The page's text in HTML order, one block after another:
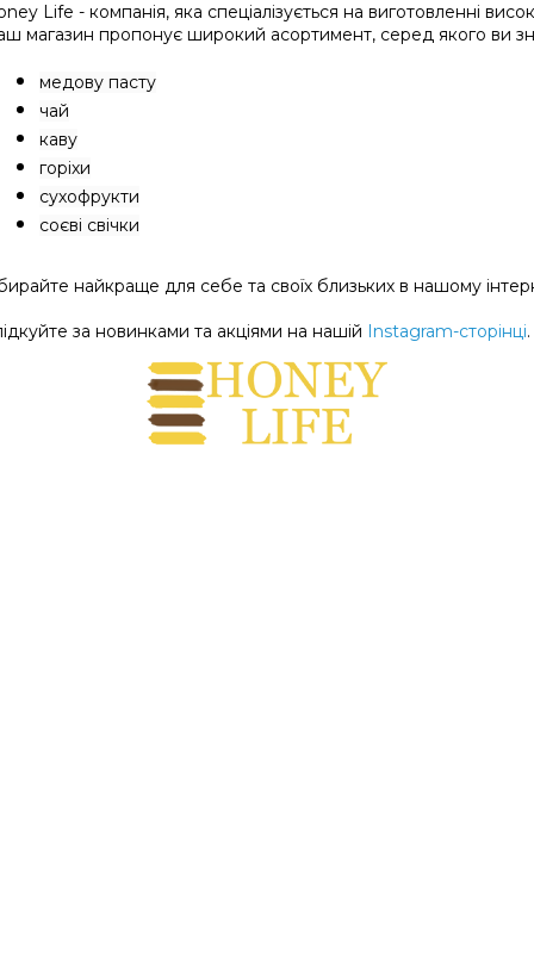
Life - компанія, яка спеціалізується на виготовленні
магазин пропонує широкий асортимент, серед якого ви
медову пасту
чай
каву
горіхи
сухофрукти
соєві свічки
найкраще для себе та своїх близьких в нашому
за новинками та акціями на нашій Instagram-сторінці.